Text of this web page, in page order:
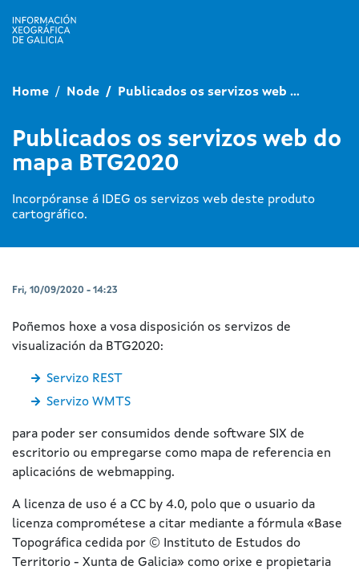
Home Node Publicados os servizos web ...
Publicados os servizos web do
mapa BTG2020
Incorpóranse á IDEG os servizos web deste produto
cartográfico.
Fri, 10/09/2020 - 14:23
Poñemos hoxe a vosa disposición os servizos de
visualización da BTG2020:
Servizo REST
Servizo WMTS
para poder ser consumidos dende software SIX de
escritorio ou empregarse como mapa de referencia en
aplicacións de webmapping.
A licenza de uso é a CC by 4.0, polo que o usuario da
licenza comprométese a citar mediante a fórmula «Base
Topográfica cedida por © Instituto de Estudos do
Territorio - Xunta de Galicia» como orixe e propietaria